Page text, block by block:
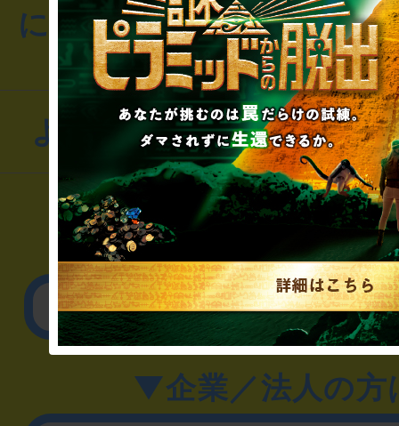
にお問い合わせください
よくあるお問い合わせ
▼一般のお客様
公演内容、チケット
▼企業／法人の方